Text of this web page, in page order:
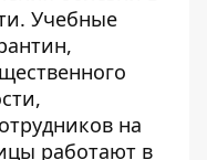
Учебные
на
работают в